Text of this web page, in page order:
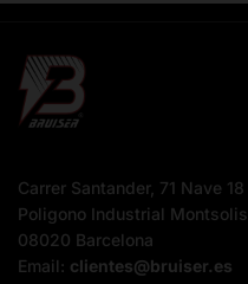
Carrer Santander, 71 Nave 18
Poligono Industrial Montsolis
08020 Barcelona
Email: clientes@bruiser.es